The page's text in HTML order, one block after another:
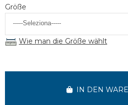
Größe
Wie man die Größe wählt
IN DEN